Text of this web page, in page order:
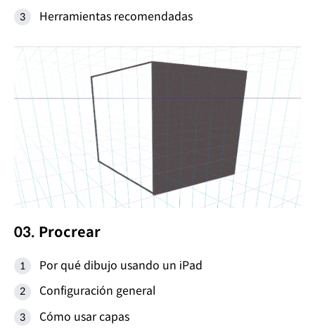
Herramientas recomendadas
03. Procrear
Por qué dibujo usando un iPad
Configuración general
Cómo usar capas